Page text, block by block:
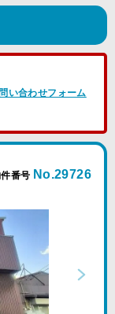
い合わせフォーム
番号 No.29726